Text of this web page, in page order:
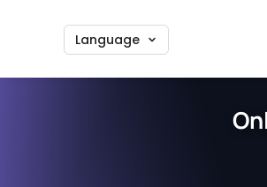
Language